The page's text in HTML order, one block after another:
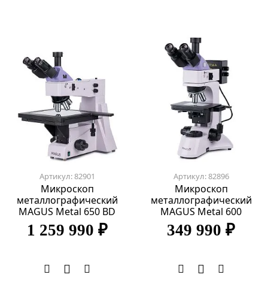
Артикул: 82901
Микроскоп
металлографический
MAGUS Metal 650 BD
1 259 990 ₽
Артикул: 82896
Микроскоп
металлографический
MAGUS Metal 600
349 990 ₽